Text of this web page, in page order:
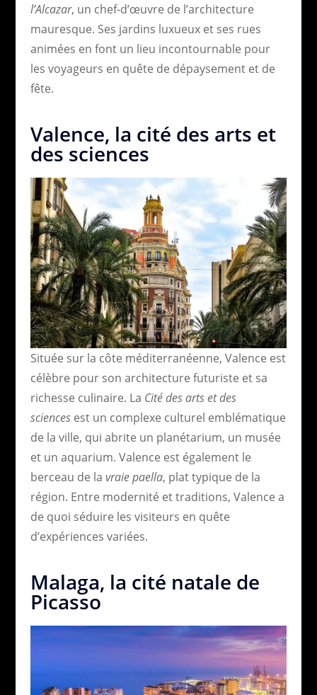
l’Alcazar, un chef-d’œuvre de l’architecture
mauresque. Ses jardins luxueux et ses rues
animées en font un lieu incontournable pour
les voyageurs en quête de dépaysement et de
fête.
Valence, la cité des arts et
des sciences
Située sur la côte méditerranéenne, Valence est
célèbre pour son architecture futuriste et sa
richesse culinaire. La Cité des arts et des
sciencesest un complexe culturel emblématique
de la ville, qui abrite un planétarium, un musée
et un aquarium. Valence est également le
berceau de la vraie paella, plat typique de la
région. Entre modernité et traditions, Valence a
de quoi séduire les visiteurs en quête
d’expériences variées.
Malaga, la cité natale de
Picasso